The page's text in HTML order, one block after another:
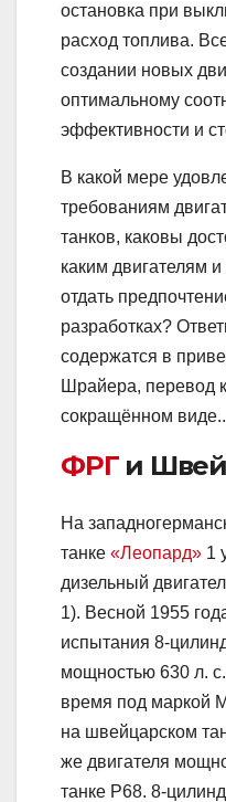
остановка при
расход топлива.
создании новых
оптимальному
эффективности и
В какой мере
требованиям
танков, каковы
каким двигателям
отдать
разработках?
содержатся в
Шрайера, перевод
сокращённом виде..
ФРГи
На
танке «Леопард» 1
дизельный
1). Весной 1955
испытания 8-
мощностью 630 л.
время под маркой
на швейцарском
же двигателя
танке Р68. 8-